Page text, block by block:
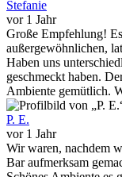
Stefanie
vor 1 Jahr
Große Empfehlung!
außergewöhnlichen,
Haben uns
geschmeckt haben.
Ambiente gemütlich.
P. E.
vor 1 Jahr
Wir waren, nachdem
Bar aufmerksam